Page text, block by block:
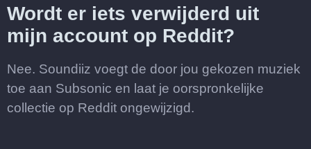
Wordt er iets verwijderd uit
mijn account op Reddit?
Nee. Soundiiz voegt de door jou gekozen muziek
toe aan Subsonic en laat je oorspronkelijke
collectie op Reddit ongewijzigd.